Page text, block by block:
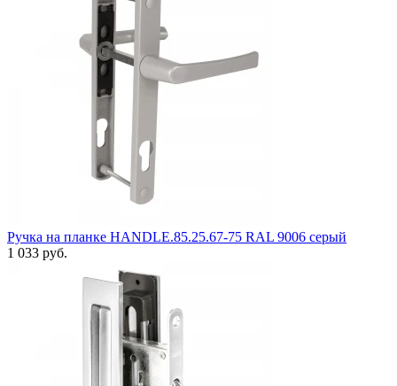
Ручка на планке HANDLE.85.25.67-75 RAL 9006 серый
1 033 руб.